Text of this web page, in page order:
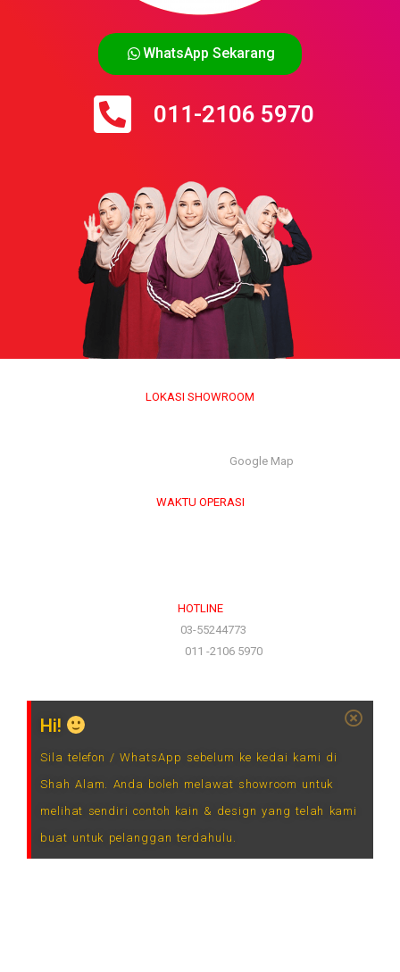
WhatsApp Sekarang
011-2106 5970
LOKASI SHOWROOM
Google Map
WAKTU OPERASI
HOTLINE
03-55244773
011 -2106 5970
Hi!
Sila telefon / WhatsApp sebelum ke kedai kami di
Shah Alam. Anda boleh melawat showroom untuk
melihat sendiri contoh kain & design yang telah kami
buat untuk pelanggan terdahulu.